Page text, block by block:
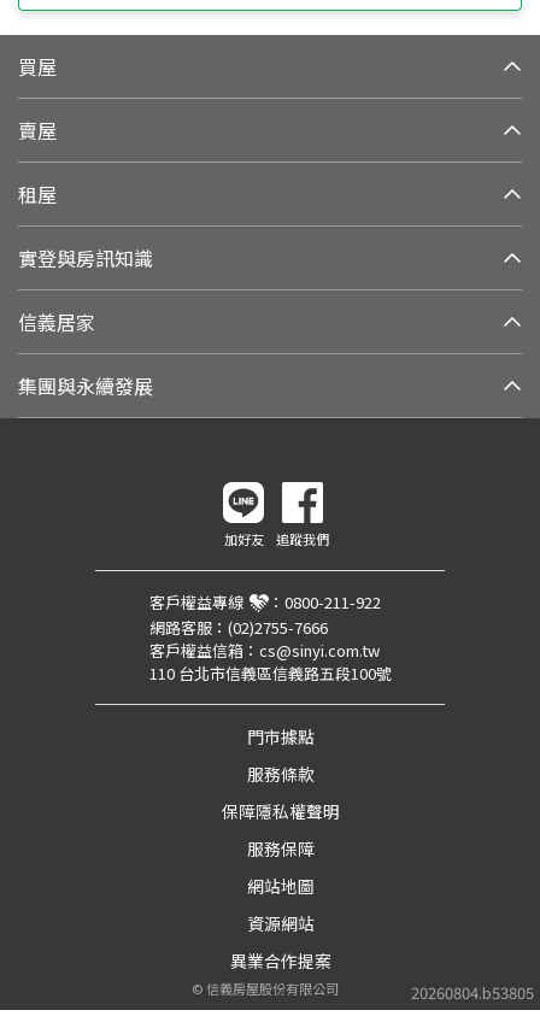
買屋
賣屋
租屋
實登與房訊知識
信義居家
集團與永續發展
20260804.b53805
加好友 追蹤我們
客戶權益專線 ： 0800-211-922
網路客服： (02)2755-7666
客戶權益信箱： cs@sinyi.com.tw
110 台北市信義區信義路五段100號
門市據點
服務條款
保障隱私權聲明
服務保障
網站地圖
資源網站
異業合作提案
©信義房屋股份有限公司